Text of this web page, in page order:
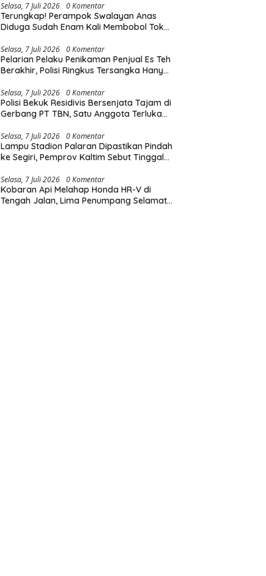
Selasa, 7 Juli 2026 0 Komentar
Terungkap! Perampok Swalayan Anas
Diduga Sudah Enam Kali Membobol Toko
Selasa, 7 Juli 2026 0 Komentar
Pelarian Pelaku Penikaman Penjual Es Teh
Berakhir, Polisi Ringkus Tersangka Hanya
Selasa, 7 Juli 2026 0 Komentar
Polisi Bekuk Residivis Bersenjata Tajam di
Gerbang PT TBN, Satu Anggota Terluka
Selasa, 7 Juli 2026 0 Komentar
Lampu Stadion Palaran Dipastikan Pindah
ke Segiri, Pemprov Kaltim Sebut Tinggal
Selasa, 7 Juli 2026 0 Komentar
Kobaran Api Melahap Honda HR-V di
Tengah Jalan, Lima Penumpang Selamat